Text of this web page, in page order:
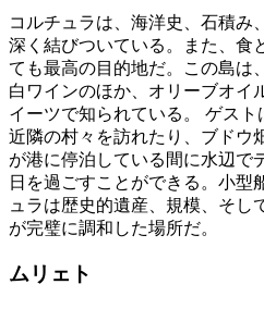
コルチュラは、海洋史、石積み
深く結びついている。また、食
ても最高の目的地だ。この島は
白ワインのほか、オリーブオイ
イーツで知られている。 ゲスト
近隣の村々を訪れたり、ブドウ
が港に停泊している間に水辺で
日を過ごすことができる。小型
ュラは歴史的遺産、規模、そし
が完璧に調和した場所だ。
ムリェト